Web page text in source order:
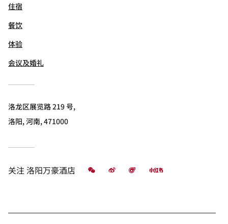
住宿
餐饮
体验
会议及婚礼
洛龙区展览路 219 号,
洛阳, 河南, 471000
关注 洛阳万豪酒店 微信 微博 飞猪 小红书